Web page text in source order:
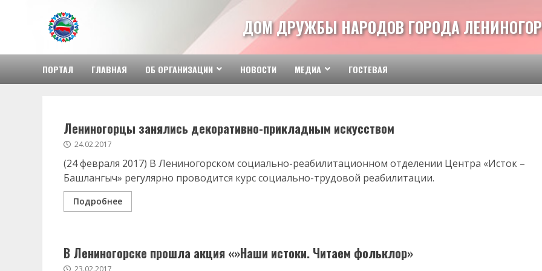
содержимому
ДОМ ДРУЖБЫ НАРОДОВ ГОРОДА
ПОРТАЛ ГЛАВНАЯ ОБ ОРГАНИЗАЦИИ НОВОСТИ МЕДИА ГОСТЕВАЯ
Лениногорцы занялись декоративно-прикладным искусством
24.02.2017
(24 февраля 2017) В Лениногорском социально-реабилитационном отделении Центра «Исток –
Башлангыч» регулярно проводится курс социально-трудовой реабилитации.
Подробнее
В Лениногорске прошла акция «»Наши истоки. Читаем фольклор»
23.02.2017